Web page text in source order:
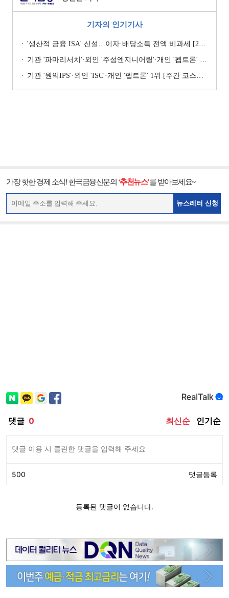
기자의 인기기사
'생산적 금융 ISA' 신설…이자·배당소득 전액 비과세 [2026 세제개편안]
기관 '파마리서치'·외인 '주성엔지니어링'·개인 '펩트론' 1위 [주간 코스닥 순매수- 2026년 7월27일~7월31일]
기관 '원익IPS'·외인 'ISC'·개인 '펩트론' 1위 [주간 코스닥 순매수- 2026년 7월6일~7월10일]
가장 핫한 경제 소식! 한국금융신문의 ‘추천뉴스’를 받아보세요~
뉴스레터 신청